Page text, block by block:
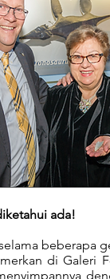
ada!
beberapa
di Galeri